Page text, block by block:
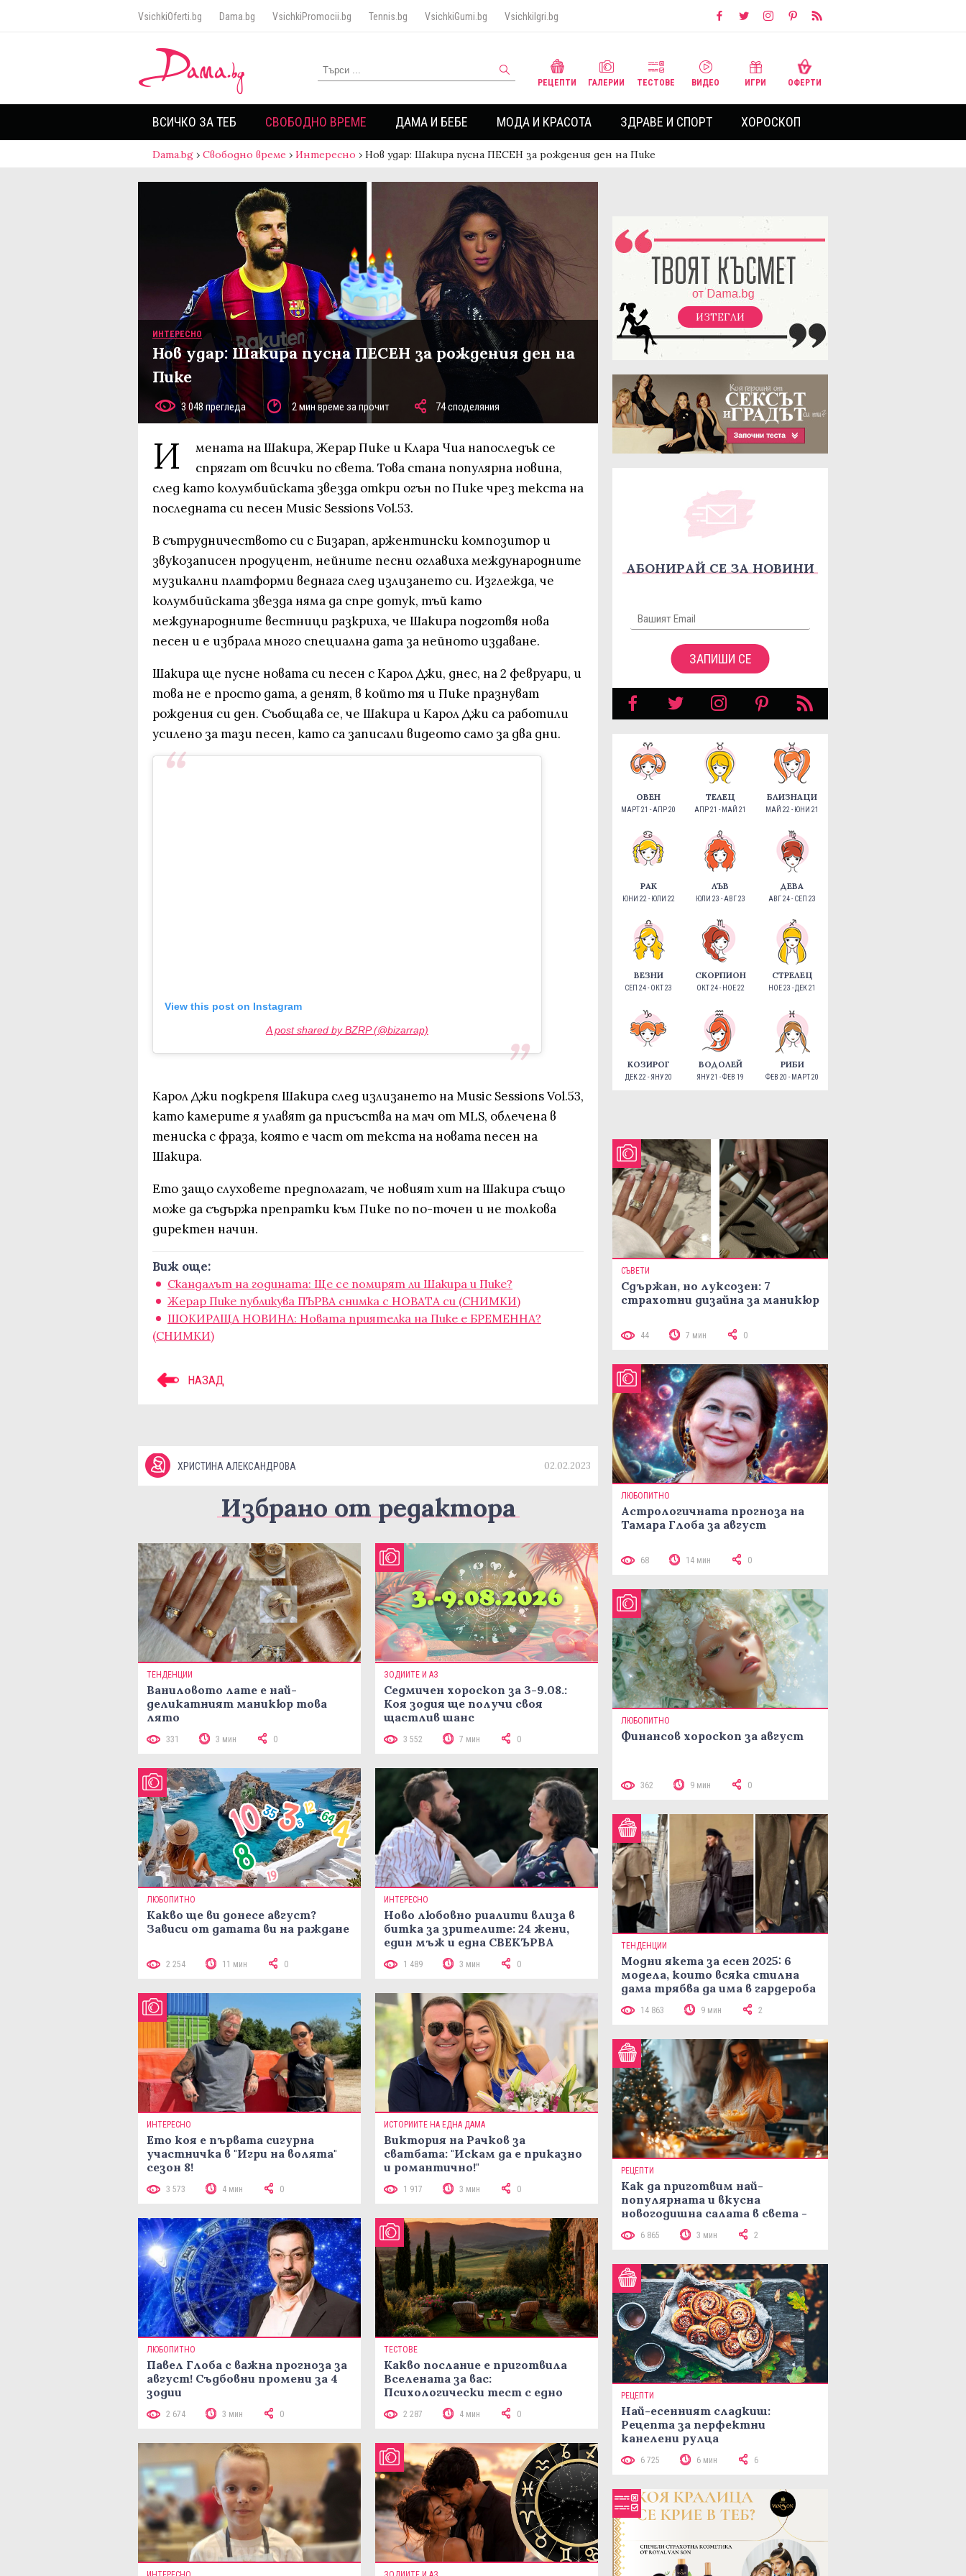
VsichkiOferti.bg Dama.bg VsichkiPromocii.bg Tennis.bg VsichkiGumi.bg VsichkiIgri.bg
РЕЦЕПТИ ГАЛЕРИИ ТЕСТОВЕ ВИДЕО ИГРИ ОФЕРТИ
ВСИЧКО ЗА ТЕБ СВОБОДНО ВРЕМЕ ДАМА И БЕБЕ МОДА И КРАСОТА ЗДРАВЕ И СПОРТ ХОРОСКОП
Dama.bg › Свободно време › Интересно › Нов удар: Шакира пусна ПЕСЕН за рождения ден на Пике
ИНТЕРЕСНО
Нов удар: Шакира пусна ПЕСЕН за рождения ден на
Пике
3 048 прегледа 2 мин време за прочит 74 споделяния
И
мената на Шакира, Жерар Пике и Клара Чиа напоследък се
спрягат от всички по света. Това стана популярна новина,
след като колумбийската звезда откри огън по Пике чрез текста на
последната си песен Music Sessions Vol.53.
В сътрудничеството си с Бизарап, аржентински композитор и
звукозаписен продуцент, нейните песни оглавиха международните
музикални платформи веднага след излизането си. Изглежда, че
колумбийската звезда няма да спре дотук, тъй като
международните вестници разкриха, че Шакира подготвя нова
песен и е избрала много специална дата за нейното издаване.
Шакира ще пусне новата си песен с Карол Джи, днес, на 2 февруари, и
това не е просто дата, а денят, в който тя и Пике празнуват
рождения си ден. Съобщава се, че Шакира и Карол Джи са работили
усилено за тази песен, като са записали видеото само за два дни.
View this post on Instagram
A post shared by BZRP (@bizarrap)
Карол Джи подкрепя Шакира след излизането на Music Sessions Vol.53,
като камерите я улавят да присъства на мач от MLS, облечена в
тениска с фраза, която е част от текста на новата песен на
Шакира.
Ето защо слуховете предполагат, че новият хит на Шакира също
може да съдържа препратки към Пике по по-точен и не толкова
директен начин.
Виж още:
Скандалът на годината: Ще се помирят ли Шакира и Пике?
Жерар Пике публикува ПЪРВА снимка с НОВАТА си (СНИМКИ)
ШОКИРАЩА НОВИНА: Новата приятелка на Пике е БРЕМЕННА?
(СНИМКИ)
НАЗАД
ХРИСТИНА АЛЕКСАНДРОВА 02.02.2023
Избрано от редактора
ТЕНДЕНЦИИ
Ваниловото лате е най-
деликатният маникюр това
лято
331 3 мин 0
ЗОДИИТЕ И АЗ
Седмичен хороскоп за 3-9.08.:
Коя зодия ще получи своя
щастлив шанс
3 552 7 мин 0
ЛЮБОПИТНО
Какво ще ви донесе август?
Зависи от датата ви на ражданe
2 254 11 мин 0
ИНТЕРЕСНО
Ново любовно риалити влиза в
битка за зрителите: 24 жени,
един мъж и една СВЕКЪРВА
1 489 3 мин 0
ИНТЕРЕСНО
Ето коя е първата сигурна
участничка в "Игри на волята"
сезон 8!
3 573 4 мин 0
ИСТОРИИТЕ НА ЕДНА ДАМА
Виктория на Рачков за
сватбата: "Искам да е приказно
и романтично!"
1 917 3 мин 0
ЛЮБОПИТНО
Павел Глоба с важна прогноза за
август! Съдбовни промени за 4
зодии
2 674 3 мин 0
ТЕСТОВЕ
Какво послание е приготвила
Вселената за вас:
Психологически тест с едно
2 287 4 мин 0
ИЗТЕГЛИ
АБОНИРАЙ СЕ ЗА НОВИНИ
ЗАПИШИ СЕ
ОВЕН
МАРТ 21 - АПР 20
ТЕЛЕЦ
АПР 21 - МАЙ 21
БЛИЗНАЦИ
МАЙ 22 - ЮНИ 21
РАК
ЮНИ 22 - ЮЛИ 22
ЛЪВ
ЮЛИ 23 - АВГ 23
ДЕВА
АВГ 24 - СЕП 23
ВЕЗНИ
СЕП 24 - ОКТ 23
СКОРПИОН
ОКТ 24 - НОЕ 22
СТРЕЛЕЦ
НОЕ 23 - ДЕК 21
КОЗИРОГ
ДЕК 22 - ЯНУ 20
ВОДОЛЕЙ
ЯНУ 21 - ФЕВ 19
РИБИ
ФЕВ 20 - МАРТ 20
СЪВЕТИ
Сдържан, но луксозен: 7
страхотни дизайна за маникюр
44 7 мин 0
ЛЮБОПИТНО
Астрологичната прогноза на
Тамара Глоба за август
68 14 мин 0
ЛЮБОПИТНО
Финансов хороскоп за август
362 9 мин 0
ТЕНДЕНЦИИ
Модни якета за есен 2025: 6
модела, които всяка стилна
дама трябва да има в гардероба
14 863 9 мин 2
РЕЦЕПТИ
Как да приготвим най-
популярната и вкусна
новогодишна салата в света -
рецепта Мимоза
6 865 3 мин 2
РЕЦЕПТИ
Най-есенният сладкиш:
Рецепта за перфектни
канелени рулца
6 725 6 мин 6